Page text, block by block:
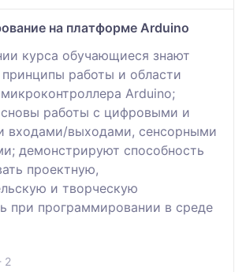
на платформе Arduino
курса обучающиеся знают
работы и области
Arduino;
работы с цифровыми и
входами/выходами, сенсорными
демонстрируют способность
проектную,
и творческую
при программировании в среде
2